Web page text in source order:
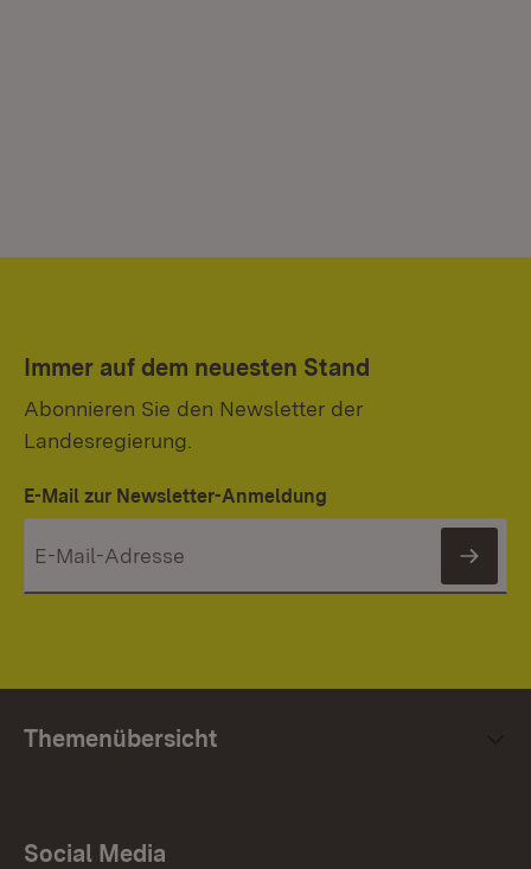
Immer auf dem neuesten Stand
Abonnieren Sie den Newsletter der
Landesregierung.
E-Mail zur Newsletter-Anmeldung
Themenübersicht
Social Media